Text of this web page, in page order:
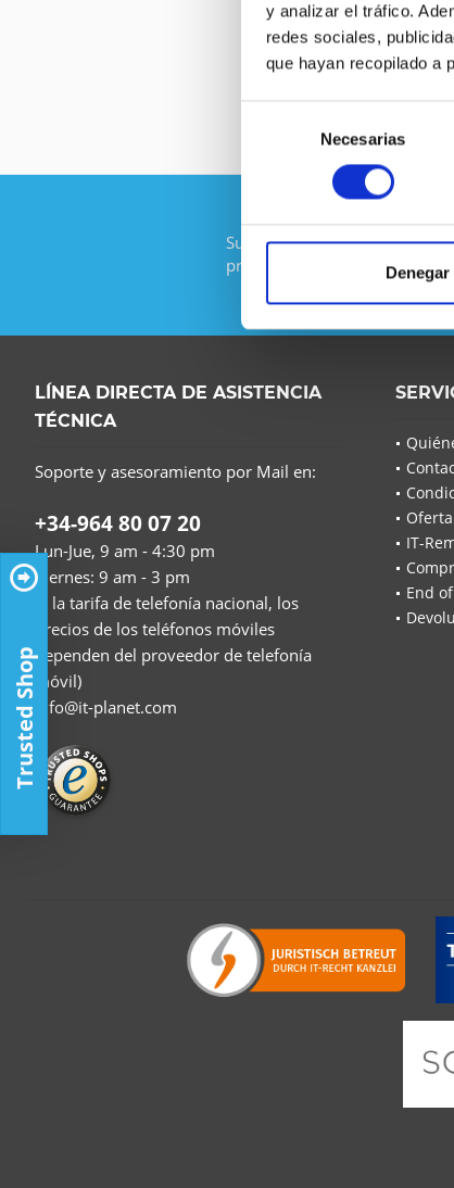
y analizar el tráfico.
redes sociales,
que hayan recopilado a
consentimiento
Necesarias
Denegar
DL360-G7 |
Suscríbase al boletín gratuito
promoción de IT-Planet.
LÍNEA DIRECTA DE ASISTENCIA
TÉCNICA
Soporte y asesoramiento por Mail en:
+34-964 80 07 20
Lun-Jue, 9 am - 4:30 pm
Viernes: 9 am - 3 pm
(a la tarifa de telefonía nacional, los
precios de los teléfonos móviles
dependen del proveedor de telefonía
móvil)
info@it-planet.com
IT-
End
Trusted Shop